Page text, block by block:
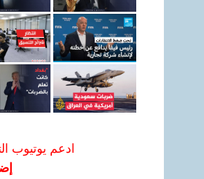
ادعم يوتيوب